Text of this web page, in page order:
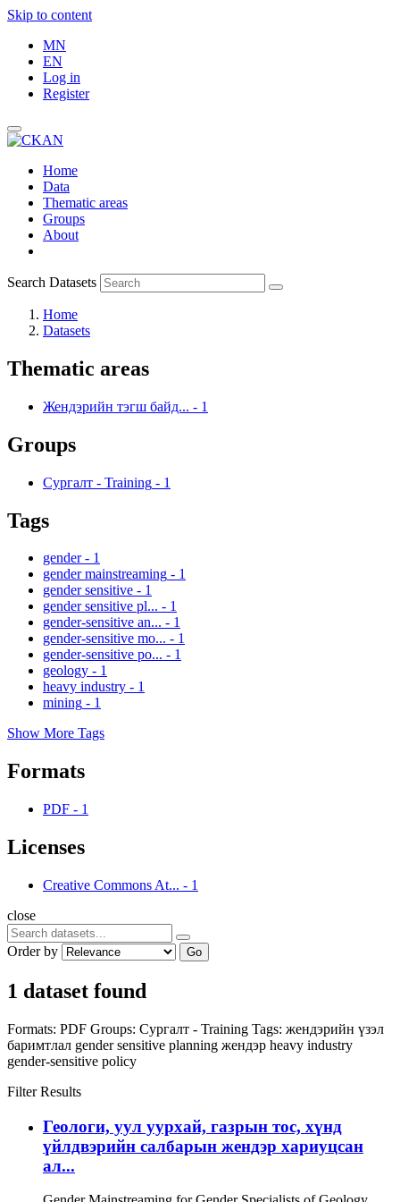
Skip to content
MN
EN
Log in
Register
Home
Data
Thematic areas
Groups
About
Search Datasets
Home
Datasets
Thematic areas
Жендэрийн тэгш байд... - 1
Groups
Сургалт - Training - 1
Tags
gender - 1
gender mainstreaming - 1
gender sensitive - 1
gender sensitive pl... - 1
gender-sensitive an... - 1
gender-sensitive mo... - 1
gender-sensitive po... - 1
geology - 1
heavy industry - 1
mining - 1
Show More Tags
Formats
PDF - 1
Licenses
Creative Commons At... - 1
close
Order by Go
1 dataset found
Formats: PDF Groups: Сургалт - Training Tags: жендэрийн үзэл
баримтлал gender sensitive planning жендэр heavy industry
gender-sensitive policy
Filter Results
Геологи, уул уурхай, газрын тос, хүнд
үйлдвэрийн салбарын жендэр хариуцсан
ал...